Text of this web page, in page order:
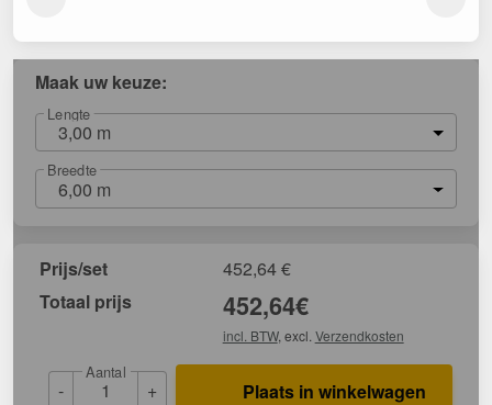
Maak uw keuze:
Lengte
3,00 m
Breedte
6,00 m
Prijs/set 452,64€
Totaal prijs
452,64€
incl. BTW, excl. Verzendkosten
-
Aantal
+ Plaats in winkelwagen